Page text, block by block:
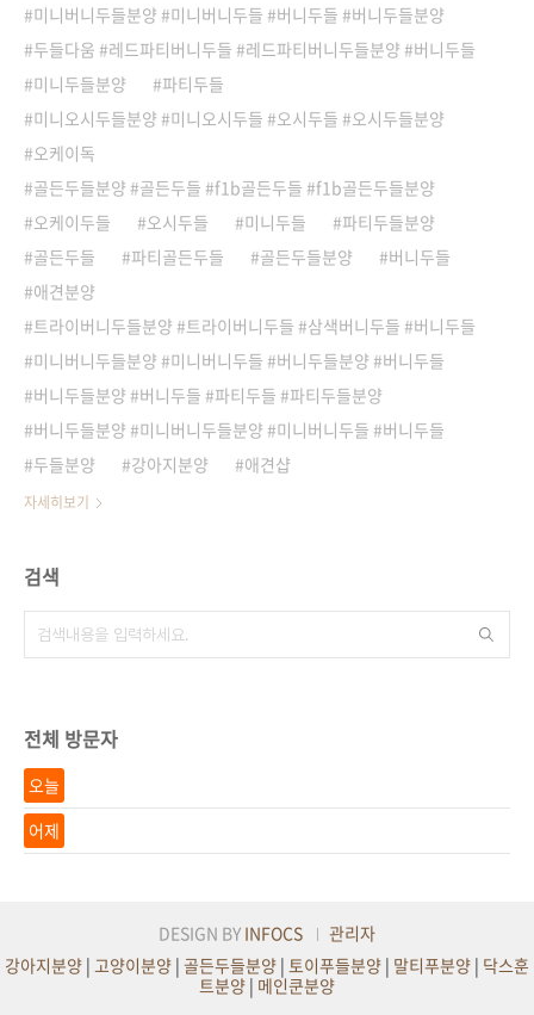
미니버니두들분양 #미니버니두들 #버니두들 #버니두들분양
두들다움 #레드파티버니두들 #레드파티버니두들분양 #버니두들
미니두들분양
파티두들
미니오시두들분양 #미니오시두들 #오시두들 #오시두들분양
오케이독
골든두들분양 #골든두들 #f1b골든두들 #f1b골든두들분양
오케이두들
오시두들 미니두들
파티두들분양
골든두들
파티골든두들 골든두들분양
버니두들
애견분양
트라이버니두들분양 #트라이버니두들 #삼색버니두들 #버니두들
미니버니두들분양 #미니버니두들 #버니두들분양 #버니두들
버니두들분양 #버니두들 #파티두들 #파티두들분양
버니두들분양 #미니버니두들분양 #미니버니두들 #버니두들
두들분양
강아지분양 애견샵
자세히보기
검색
전체 방문자
오늘
어제
DESIGN BY INFOCS
관리자
강아지분양 | 고양이분양 | 골든두들분양 | 토이푸들분양 | 말티푸분양 | 닥스훈
트분양 | 메인쿤분양